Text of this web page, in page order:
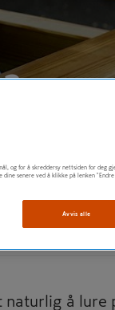
naturlig å
og for å skreddersy nettsiden for deg
senere ved å klikke på lenken "Endre
Avvis alle